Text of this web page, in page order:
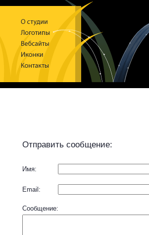
Отправить сообщение:
Имя:
Email:
Сообщение: